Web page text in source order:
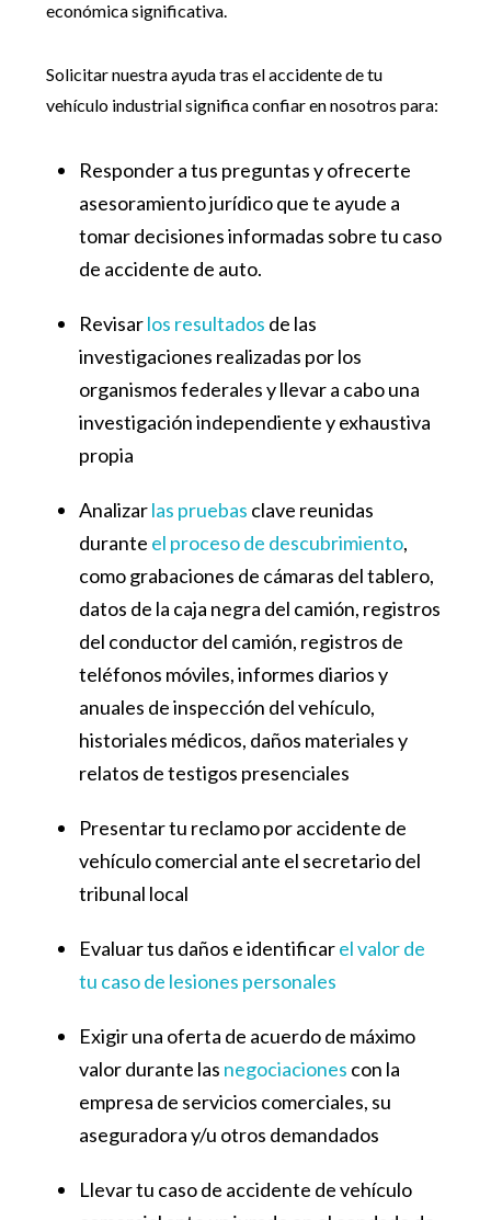
económica significativa.
Solicitar nuestra ayuda tras el accidente de tu
vehículo industrial significa confiar en nosotros para:
Responder a tus preguntas y ofrecerte
asesoramiento jurídico que te ayude a
tomar decisiones informadas sobre tu caso
de accidente de auto.
Revisarlos resultados de las
investigaciones realizadas por los
organismos federales y llevar a cabo una
investigación independiente y exhaustiva
propia
Analizarlas pruebas clave reunidas
durante el proceso de descubrimiento,
como grabaciones de cámaras del tablero,
datos de la caja negra del camión, registros
del conductor del camión, registros de
teléfonos móviles, informes diarios y
anuales de inspección del vehículo,
historiales médicos, daños materiales y
relatos de testigos presenciales
Presentar tu reclamo por accidente de
vehículo comercial ante el secretario del
tribunal local
Evaluar tus daños e identificarel valor de
tu caso de lesiones personales
Exigir una oferta de acuerdo de máximo
valor durante las negociaciones con la
empresa de servicios comerciales, su
aseguradora y/u otros demandados
Llevar tu caso de accidente de vehículo